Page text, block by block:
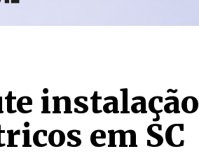
instalação
em SC